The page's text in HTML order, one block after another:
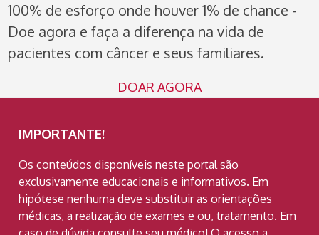
100% de esforço onde houver 1% de chance -
Doe agora e faça a diferença na vida de
pacientes com câncer e seus familiares.
DOAR AGORA
IMPORTANTE!
Os conteúdos disponíveis neste portal são
exclusivamente educacionais e informativos. Em
hipótese nenhuma deve substituir as orientações
médicas, a realização de exames e ou, tratamento. Em